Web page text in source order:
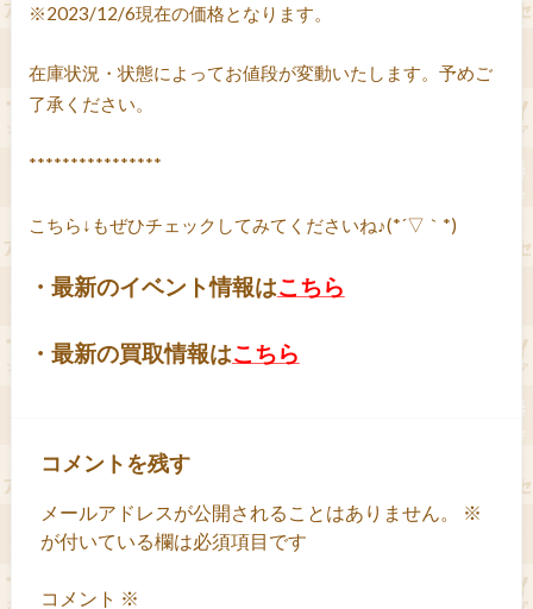
※2023/12/6現在の価格となります。
在庫状況・状態によってお値段が変動いたします。予めご
了承ください。
****************
こちら↓もぜひチェックしてみてくださいね♪(*´▽｀*)
・最新のイベント情報はこちら
・最新の買取情報はこちら
コメントを残す
メールアドレスが公開されることはありません。
※
が付いている欄は必須項目です
コメント ※